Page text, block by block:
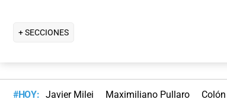
+ SECCIONES
#HOY: Javier Milei Maximiliano Pullaro Colón